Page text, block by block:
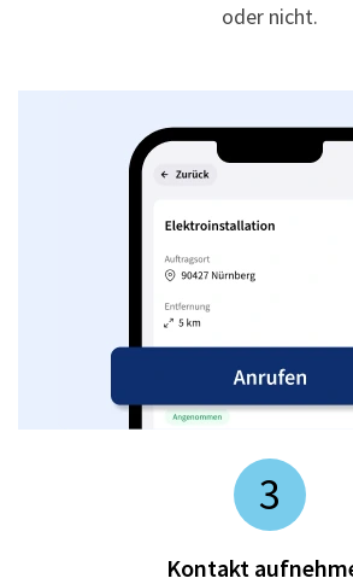
oder nicht.
3
Kontakt